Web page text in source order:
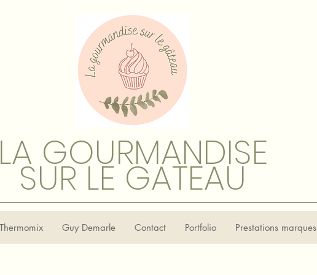
LA GOURMANDISE
SUR LE GATEAU
Thermomix Guy Demarle Contact Portfolio Prestations marques